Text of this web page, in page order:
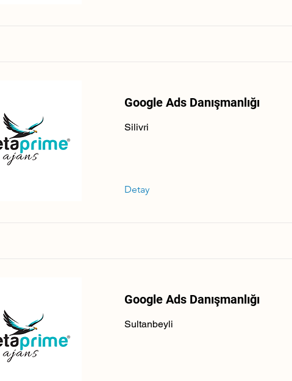
Google Ads Danışmanlığı
Silivri
Detay
Google Ads Danışmanlığı
Sultanbeyli